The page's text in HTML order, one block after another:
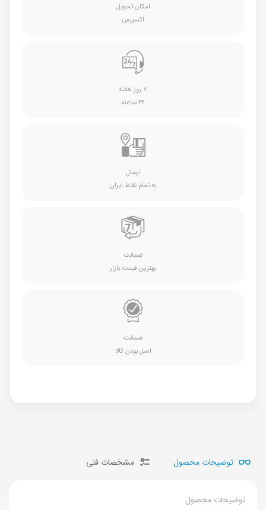
امکان تحویل
اکسپرس
۷ روز هفته
۲۴ ساعته
ارسال
به تمام نقاط ایران
ضمانت
بهترین قیمت بازار
ضمانت
اصل بودن کالا
توضیحات محصول مشخصات فنی
توضیحات محصول